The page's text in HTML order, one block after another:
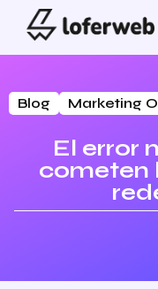
Blog Marketing
El error
cometen